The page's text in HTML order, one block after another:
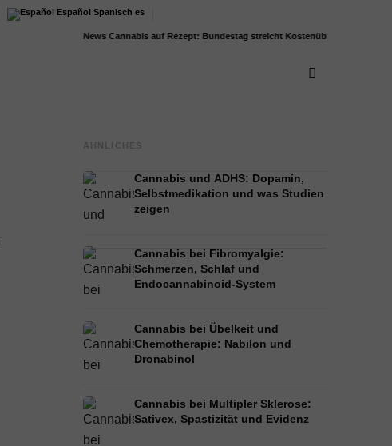
Español Spanisch es
Cannabis auf Rezept: Bundestag streicht Kostenübernahme für...
ÄHNLICHES
Cannabis und ADHS: Dopamin,
Selbstmedikation und was Studien
zeigen
Cannabis bei Fibromyalgie:
Schmerzen, Schlaf und
Endocannabinoid-System
Cannabis bei Übelkeit und
Chemotherapie: Nabilon und
Dronabinol
Cannabis bei Multipler Sklerose:
Sativex, Spastizität und Evidenz